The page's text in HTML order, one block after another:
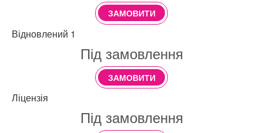
ЗАМОВИТИ
Відновлений 1
Під замовлення
ЗАМОВИТИ
Ліцензія
Під замовлення